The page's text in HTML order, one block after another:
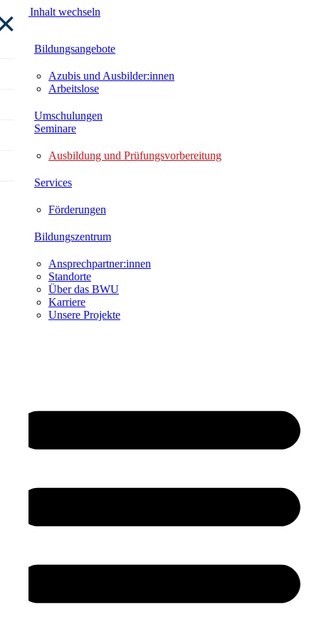
Zum Inhalt wechseln
Bildungsangebote
Azubis und Ausbilder:innen
Arbeitslose
Umschulungen
Seminare
Ausbildung und Prüfungsvorbereitung
Services
Förderungen
Bildungszentrum
Ansprechpartner:innen
Standorte
Über das BWU
Karriere
Unsere Projekte